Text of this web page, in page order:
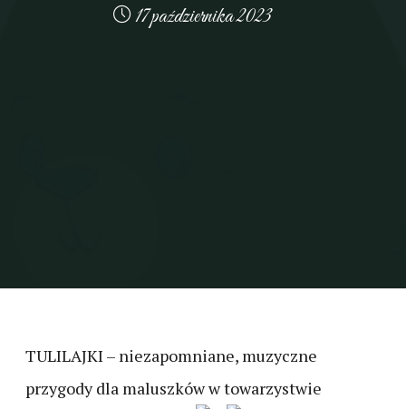
17 października 2023
TULILAJKI – niezapomniane, muzyczne
przygody dla maluszków w towarzystwie